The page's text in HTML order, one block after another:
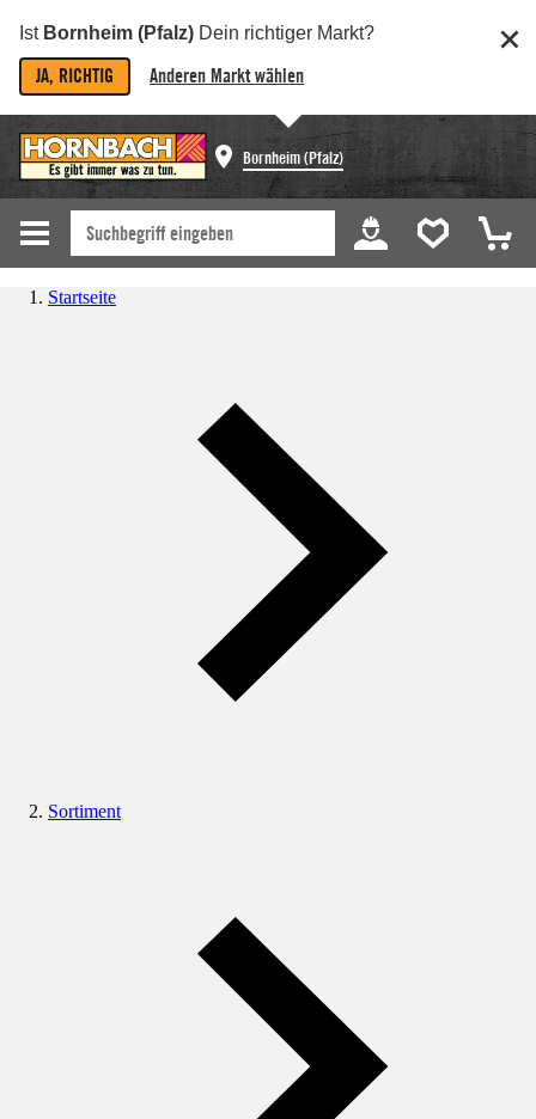
Ist Bornheim (Pfalz) Dein richtiger Markt?
JA, RICHTIG Anderen Markt wählen
Bornheim (Pfalz)
Startseite
Sortiment